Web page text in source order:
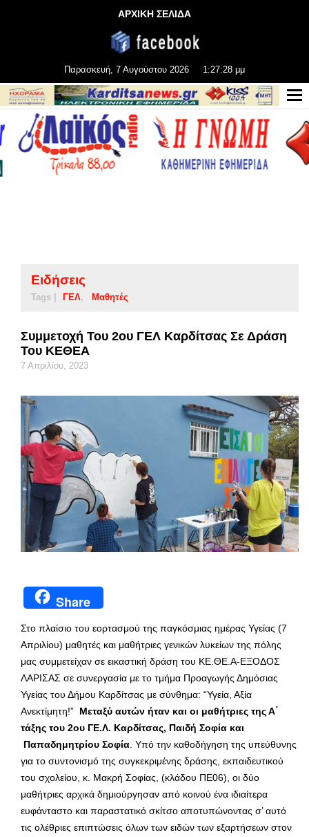
ΑΡΧΙΚΗ ΣΕΛΙΔΑ
Παρασκευή, 7 Αυγούστου 2026 1:27:29 μμ
Ειδήσεις
Tags | ΓΕΛ Μαθητές
Συμμετοχή Του 2ου ΓΕΛ Καρδίτσας Σε Δράση
Του ΚΕΘΕΑ
7 Απριλίου, 2023
Share
Στο πλαίσιο του εορτασμού της παγκόσμιας ημέρας Υγείας (7
Απριλίου) μαθητές και μαθήτριες γενικών λυκείων της πόλης
μας συμμετείχαν σε εικαστική δράση του ΚΕ.ΘΕ.Α-ΕΞΟΔΟΣ
ΛΑΡΙΣΑΣ σε συνεργασία με το τμήμα Προαγωγής Δημόσιας
Υγείας του Δήμου Καρδίτσας με σύνθημα: “Υγεία, Αξία
Ανεκτίμητη!” Μεταξύ αυτών ήταν και οι μαθήτριες της Α΄
τάξης του 2ου ΓΕ.Λ. Καρδίτσας, Παιδή Σοφία και
Παπαδημητρίου Σοφία . Υπό την καθοδήγηση της υπεύθυνης
για το συντονισμό της συγκεκριμένης δράσης, εκπαιδευτικού
του σχολείου, κ. Μακρή Σοφίας, (κλάδου ΠΕ06), οι δύο
μαθήτριες αρχικά δημιούργησαν από κοινού ένα ιδιαίτερα
ευφάνταστο και παραστατικό σκίτσο αποτυπώνοντας σ’ αυτό
τις ολέθριες επιπτώσεις όλων των ειδών των εξαρτήσεων στον